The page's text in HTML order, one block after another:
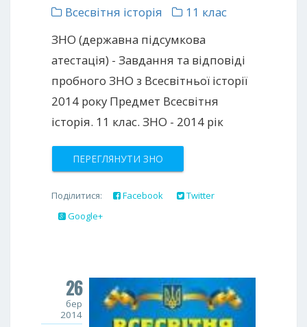
Всесвітня історія
11 клас
ЗНО (державна підсумкова
атестація) - Завдання та відповіді
пробного ЗНО з Всесвітньої історії
2014 року Предмет Всесвітня
історія. 11 клас. ЗНО - 2014 рік
ПЕРЕГЛЯНУТИ ЗНО
Поділитися: Facebook
Twitter
Google+
26
бер
2014